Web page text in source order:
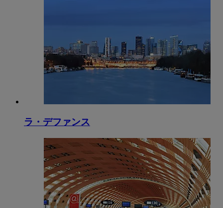
ラ・デファンス